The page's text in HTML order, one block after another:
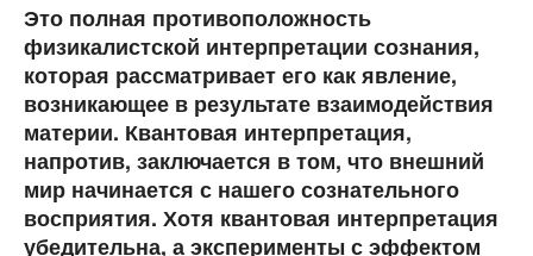
Это полная противоположность
физикалистской интерпретации сознания,
которая рассматривает его как явление,
возникающее в результате взаимодействия
материи. Квантовая интерпретация,
напротив, заключается в том, что внешний
мир начинается с нашего сознательного
восприятия. Хотя квантовая интерпретация
убедительна, а эксперименты с эффектом